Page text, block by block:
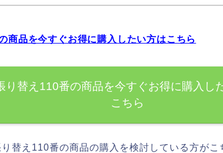
商品を今すぐお得に購入したい方はこちら
り替え110番の商品を今すぐお得に購入し
こちら
替え110番の商品の購入を検討している方がこ